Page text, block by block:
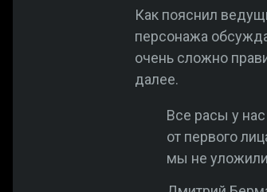
Как пояснил
персонажа
очень сложно
далее.
Все расы у
от первого
мы не